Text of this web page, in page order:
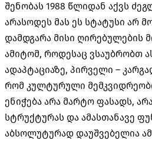
შენობას 1988 წლიდან აქვს
არასოდეს მას ეს სტატუსი არ
დამდგარა მისი ღირებულების
ამიტომ, როდესაც ვსაუბრობთ
ადაპტაციაზე, პირველი –
რომ კულტურული
ენიჭება არა მარტო ფასადს,
სტრუქტურას და ამასთანავე
აბსოლუტურად დაუშვებელია